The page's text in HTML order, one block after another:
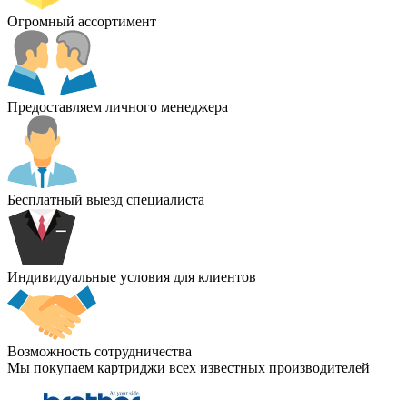
Огромный ассортимент
Предоставляем личного менеджера
Бесплатный выезд специалиста
Индивидуальные условия для клиентов
Возможность сотрудничества
Мы покупаем картриджи всех известных производителей